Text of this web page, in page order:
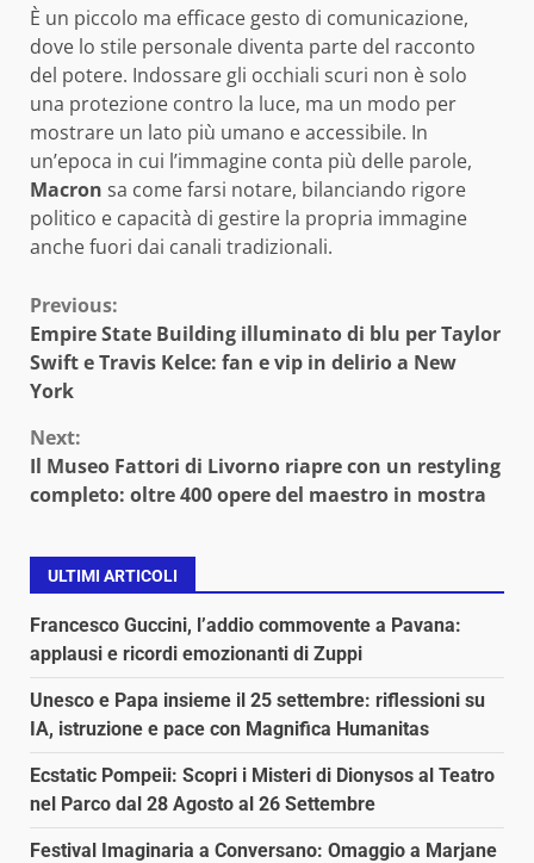
È un piccolo ma efficace gesto di comunicazione,
dove lo stile personale diventa parte del racconto
del potere. Indossare gli occhiali scuri non è solo
una protezione contro la luce, ma un modo per
mostrare un lato più umano e accessibile. In
un’epoca in cui l’immagine conta più delle parole,
Macron sa come farsi notare, bilanciando rigore
politico e capacità di gestire la propria immagine
anche fuori dai canali tradizionali.
Continue
Reading
Previous:
Empire State Building illuminato di blu per Taylor
Swift e Travis Kelce: fan e vip in delirio a New
York
Next:
Il Museo Fattori di Livorno riapre con un restyling
completo: oltre 400 opere del maestro in mostra
ULTIMI ARTICOLI
Francesco Guccini, l’addio commovente a Pavana:
applausi e ricordi emozionanti di Zuppi
Unesco e Papa insieme il 25 settembre: riflessioni su
IA, istruzione e pace con Magnifica Humanitas
Ecstatic Pompeii: Scopri i Misteri di Dionysos al Teatro
nel Parco dal 28 Agosto al 26 Settembre
Festival Imaginaria a Conversano: Omaggio a Marjane